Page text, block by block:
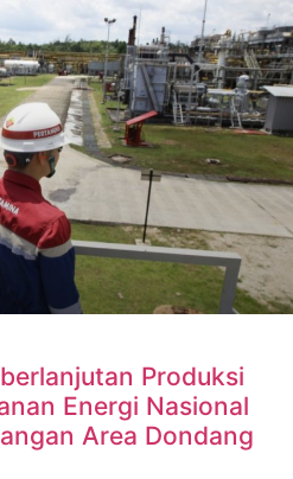
Produksi
Energi Nasional
Area Dondang